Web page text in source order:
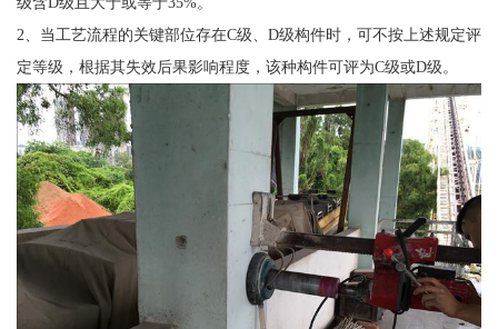
2、当工艺流程的关键部位存在C级、D级构件时，可不按上述规定评
定等级，根据其失效后果影响程度，该种构件可评为C级或D级。